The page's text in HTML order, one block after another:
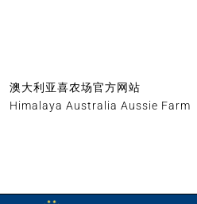
澳大利亚喜农场官方网站
Himalaya Australia Aussie Farm